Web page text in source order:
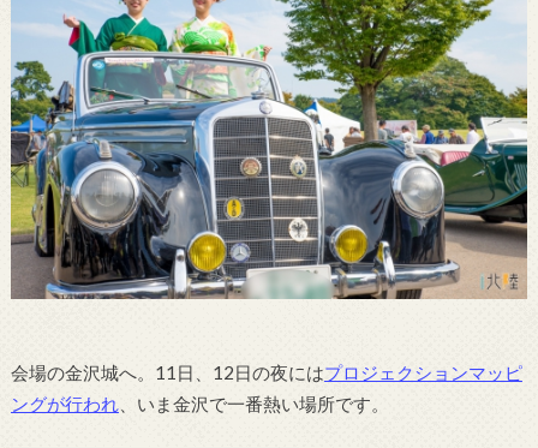
会場の金沢城へ。11日、12日の夜にはプロジェクションマッピ
ングが行われ
、いま金沢で一番熱い場所です。